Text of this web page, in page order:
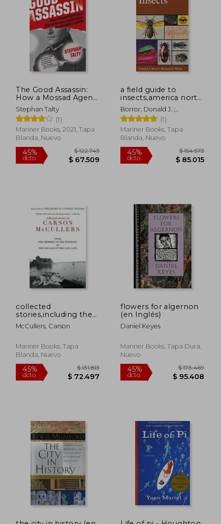
45%
dcto. $ 72.497
45%
dcto.
45%
dcto.
$ 154.489 45%
dcto.
The Good Assassin:
How a Mossad Agent
and a Band of
Survivors Hunted
Down the Butcher of
Latvia (en Inglés)
Stephan Talty
(1)
Mariner Books, 2021, Tapa
Blanda, Nuevo
45% $ 122.743
a field guide to
insects,america north
of mexico (en Inglés)
Borror, Donald J. ;
Peterson, Roger Tory
(1)
Mariner Books, Tapa
Blanda, Nuevo
45%
collected
stories,including the
member of the
wedding and the
(en Inglés)
McCullers, Carson
Mariner Books, Tapa
Blanda, Nuevo
flowers for algernon
(en Inglés)
Daniel Keyes
Mariner Books, Tapa Dura,
Nuevo